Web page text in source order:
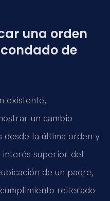
una orden
de
existente,
un cambio
desde la última orden y
interés superior del
de un padre,
reiterado